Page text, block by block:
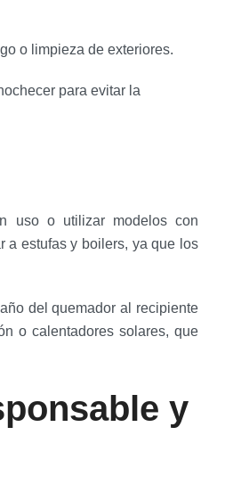
o limpieza de exteriores.
para evitar la
uso o utilizar modelos con
a estufas y boilers, ya que los
del quemador al recipiente
o calentadores solares, que
y